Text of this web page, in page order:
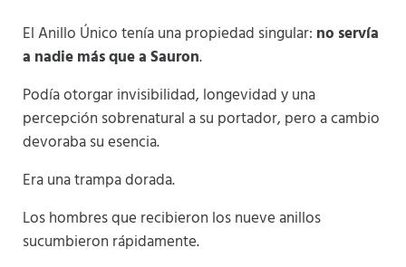
El Anillo Único tenía una propiedad singular: no servía
a nadie más que a Sauron.
Podía otorgar invisibilidad, longevidad y una
percepción sobrenatural a su portador, pero a cambio
devoraba su esencia.
Era una trampa dorada.
Los hombres que recibieron los nueve anillos
sucumbieron rápidamente.